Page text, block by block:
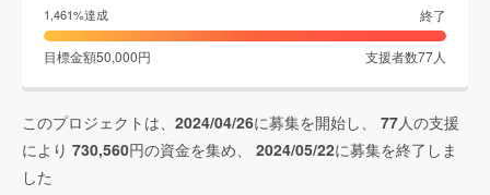
1,461%達成 終了
目標金額50,000円 支援者数77人
このプロジェクトは、 2024/04/26に募集を開始し、 77人の支援
により 730,560円の資金を集め、 2024/05/22に募集を終了しま
した